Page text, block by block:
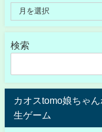
検索
カオスtomo娘ちゃ
生ゲーム